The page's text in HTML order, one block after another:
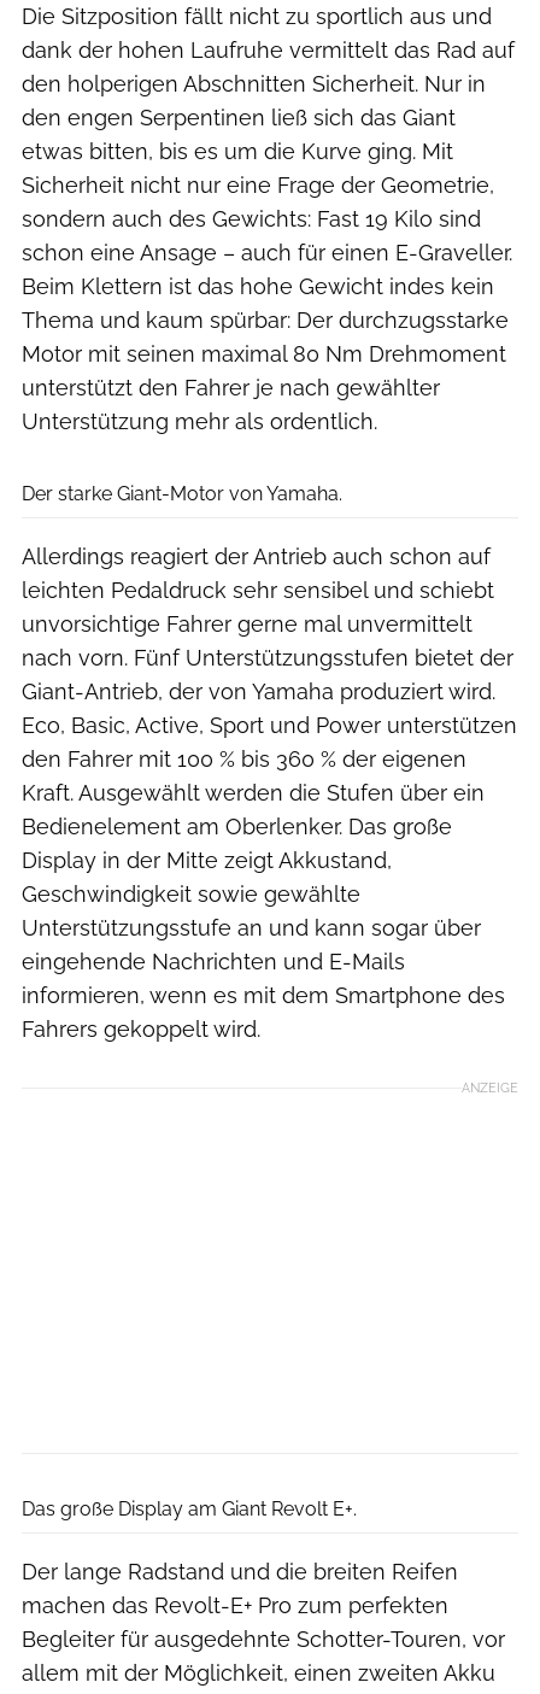
Die Sitzposition fällt nicht zu sportlich aus und
dank der hohen Laufruhe vermittelt das Rad auf
den holperigen Abschnitten Sicherheit. Nur in
den engen Serpentinen ließ sich das Giant
etwas bitten, bis es um die Kurve ging. Mit
Sicherheit nicht nur eine Frage der Geometrie,
sondern auch des Gewichts: Fast 19 Kilo sind
schon eine Ansage – auch für einen E-Graveller.
Beim Klettern ist das hohe Gewicht indes kein
Thema und kaum spürbar: Der durchzugsstarke
Motor mit seinen maximal 80 Nm Drehmoment
unterstützt den Fahrer je nach gewählter
Unterstützung mehr als ordentlich.
Der starke Giant-Motor von Yamaha.
Allerdings reagiert der Antrieb auch schon auf
leichten Pedaldruck sehr sensibel und schiebt
unvorsichtige Fahrer gerne mal unvermittelt
nach vorn. Fünf Unterstützungsstufen bietet der
Giant-Antrieb, der von Yamaha produziert wird.
Eco, Basic, Active, Sport und Power unterstützen
den Fahrer mit 100 % bis 360 % der eigenen
Kraft. Ausgewählt werden die Stufen über ein
Bedienelement am Oberlenker. Das große
Display in der Mitte zeigt Akkustand,
Geschwindigkeit sowie gewählte
Unterstützungsstufe an und kann sogar über
eingehende Nachrichten und E-Mails
informieren, wenn es mit dem Smartphone des
Fahrers gekoppelt wird.
ANZEIGE
Das große Display am Giant Revolt E+.
Der lange Radstand und die breiten Reifen
machen das Revolt-E+ Pro zum perfekten
Begleiter für ausgedehnte Schotter-Touren, vor
allem mit der Möglichkeit, einen zweiten Akku